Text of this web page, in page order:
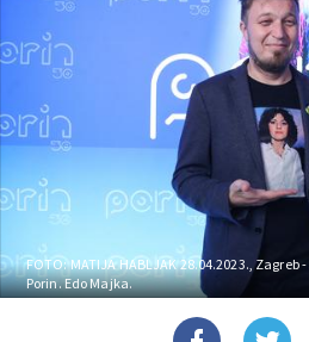
FOTO: MATIJA HABLJAK28.04.2023., Zagreb
Porin. Edo Majka.